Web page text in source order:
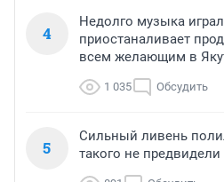
4
Недолго музыка
приостаналивает
всем желающим в
1 035 Обсудить
5
Сильный ливень
такого не предвидели